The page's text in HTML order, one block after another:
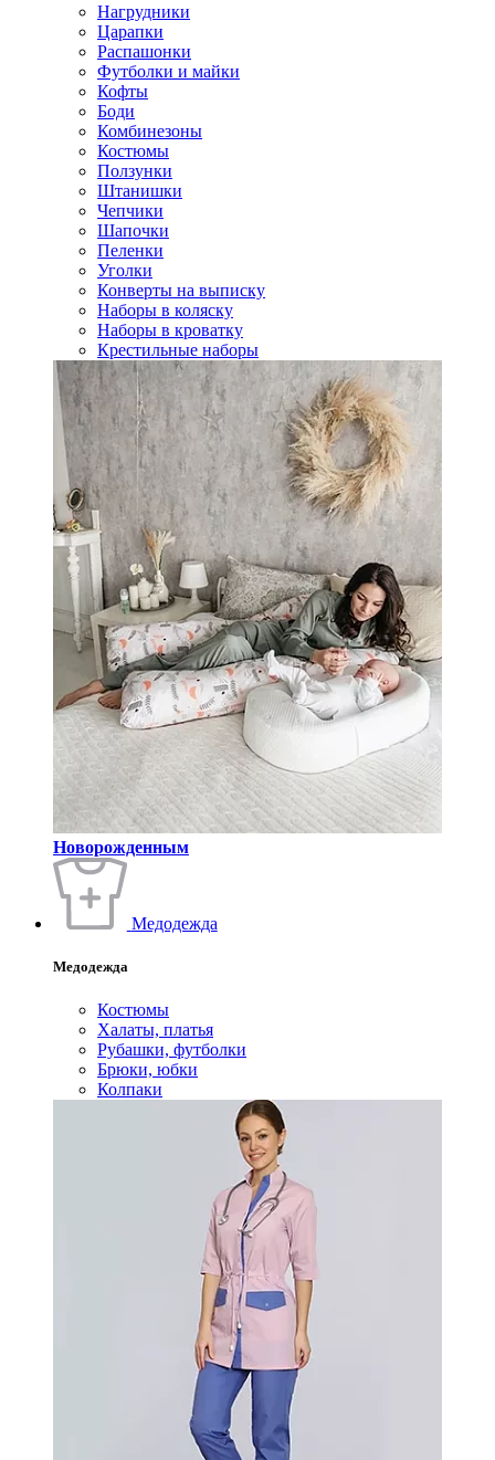
Нагрудники
Царапки
Распашонки
Футболки и майки
Кофты
Боди
Комбинезоны
Костюмы
Ползунки
Штанишки
Чепчики
Шапочки
Пеленки
Уголки
Конверты на выписку
Наборы в коляску
Наборы в кроватку
Крестильные наборы
Новорожденным
Медодежда
Медодежда
Костюмы
Халаты, платья
Рубашки, футболки
Брюки, юбки
Колпаки